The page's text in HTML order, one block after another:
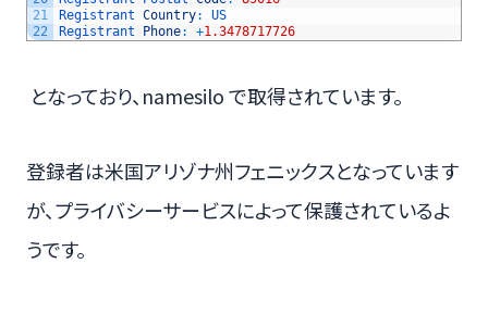
21
22
Registrant Country:
US
Registrant Phone: +1.3478717726
となっており、namesilo で取得されています。
登録者は米国アリゾナ州フェニックスとなっています
が、プライバシーサービスによって保護されているよ
うです。